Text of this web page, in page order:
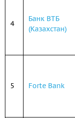
4
Банк ВТБ
(Казахстан)
5 Forte Bank